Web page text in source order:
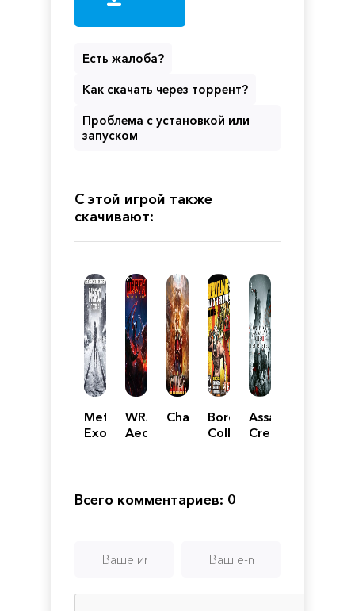
Есть жалоба?
Как скачать через торрент?
Проблема с установкой или
запуском
С этой игрой также
скачивают:
Metro
Exodus
WRATH:
Aeon
Chasm
Borderlands
Collection
Assassin's
Creed
Всего комментариев: 0